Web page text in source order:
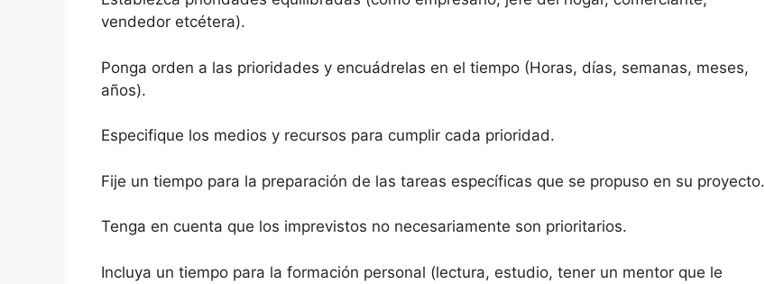
vendedor etcétera).
Ponga orden a las prioridades y encuádrelas en el tiempo (Horas, días, semanas, meses,
años).
Especifique los medios y recursos para cumplir cada prioridad.
Fije un tiempo para la preparación de las tareas específicas que se propuso en su proyecto.
Tenga en cuenta que los imprevistos no necesariamente son prioritarios.
Incluya un tiempo para la formación personal (lectura, estudio, tener un mentor que le